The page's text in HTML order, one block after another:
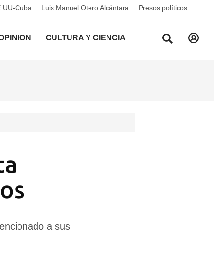
UU-Cuba Luis Manuel Otero Alcántara Presos políticos
CULTURA Y CIENCIA
a sus